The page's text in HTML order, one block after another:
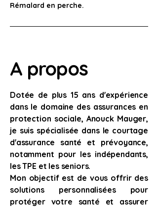
Rémalard en perche.
A propos
Dotée de plus 15 ans d'expérience
dans le domaine des assurances en
protection sociale, Anouck Mauger,
je suis spécialisée dans le courtage
d'assurance santé et prévoyance,
notamment pour les indépendants,
les TPE et les seniors.
Mon objectif est de vous offrir des
solutions personnalisées pour
protéger votre santé et assurer